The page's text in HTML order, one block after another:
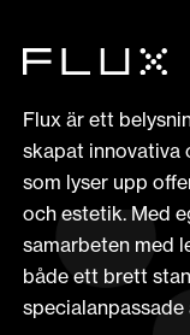
Flux är ett
skapat innovativa
som lyser upp
och estetik. Med
samarbeten med
både ett brett